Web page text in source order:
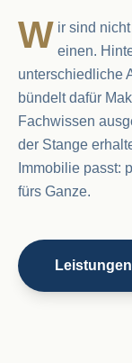
W ir sind
einen.
unterschiedliche
bündelt dafür
Fachwissen
der Stange
Immobilie passt:
fürs Ganze.